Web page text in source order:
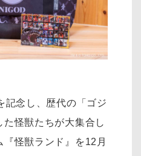
記念し、歴代の「ゴジ
怪獣たちが大集合し
怪獣ランド』を12月